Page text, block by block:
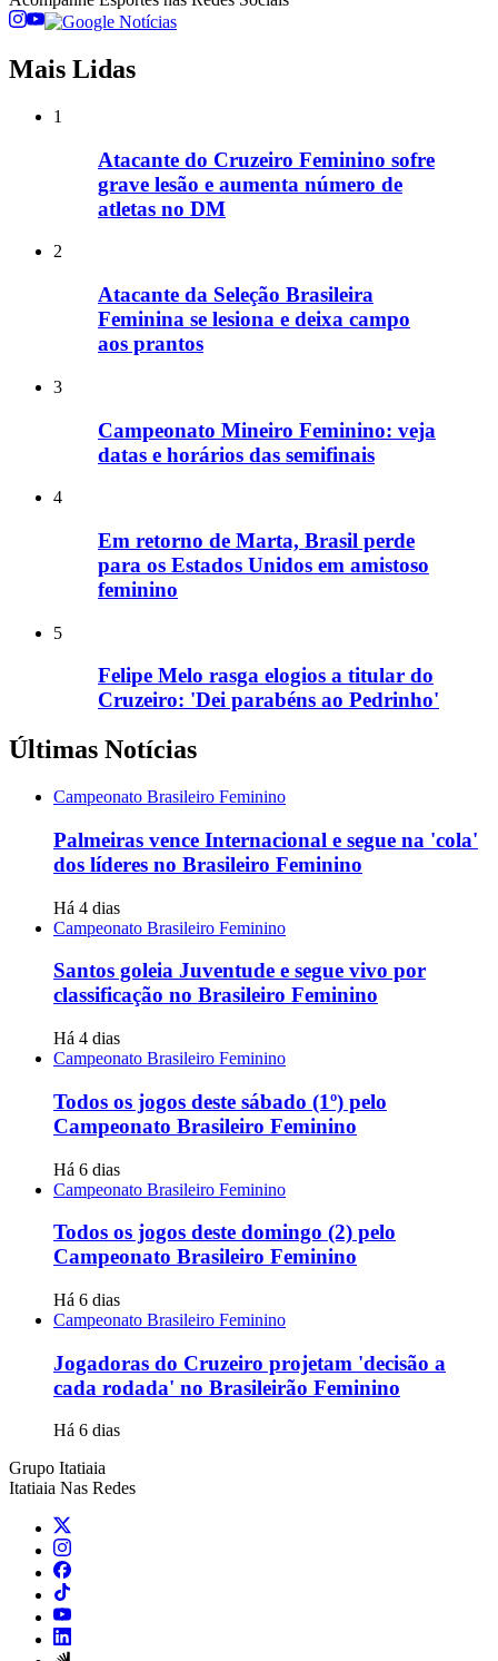
Mais Lidas
1
Atacante do Cruzeiro Feminino sofre
grave lesão e aumenta número de
atletas no DM
2
Atacante da Seleção Brasileira
Feminina se lesiona e deixa campo
aos prantos
3
Campeonato Mineiro Feminino: veja
datas e horários das semifinais
4
Em retorno de Marta, Brasil perde
para os Estados Unidos em amistoso
feminino
5
Felipe Melo rasga elogios a titular do
Cruzeiro: 'Dei parabéns ao Pedrinho'
Últimas Notícias
Campeonato Brasileiro Feminino
Palmeiras vence Internacional e segue na 'cola'
dos líderes no Brasileiro Feminino
Há 4 dias
Campeonato Brasileiro Feminino
Santos goleia Juventude e segue vivo por
classificação no Brasileiro Feminino
Há 4 dias
Campeonato Brasileiro Feminino
Todos os jogos deste sábado (1º) pelo
Campeonato Brasileiro Feminino
Há 6 dias
Campeonato Brasileiro Feminino
Todos os jogos deste domingo (2) pelo
Campeonato Brasileiro Feminino
Há 6 dias
Campeonato Brasileiro Feminino
Jogadoras do Cruzeiro projetam 'decisão a
cada rodada' no Brasileirão Feminino
Há 6 dias
Grupo Itatiaia
Itatiaia Nas Redes